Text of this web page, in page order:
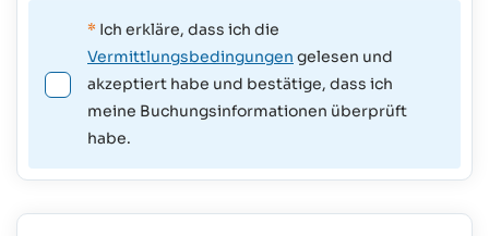
* Ich erkläre, dass ich die
Vermittlungsbedingungen gelesen und
akzeptiert habe und bestätige, dass ich
meine Buchungsinformationen überprüft
habe.